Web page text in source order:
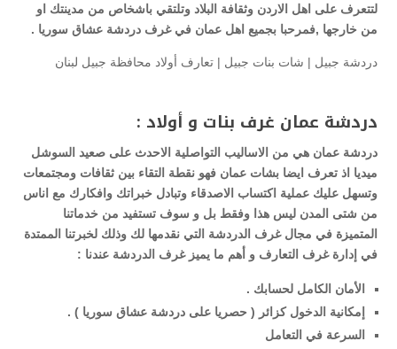
لتتعرف على اهل الاردن وثقافة البلاد وتلتقي باشخاص من مدينتك او
من خارجها ,فمرحبا بجميع اهل عمان في غرف دردشة عشاق سوريا .
دردشة جبيل | شات بنات جبيل | تعارف أولاد محافظة جبيل لبنان
دردشة عمان غرف بنات و أولاد :
دردشة عمان هي من الاساليب التواصلية الاحدث على صعيد السوشل
ميديا اذ تعرف ايضا بشات عمان فهو نقطة التقاء بين ثقافات ومجتمعات
وتسهل عليك عملية اكتساب الاصدقاء وتبادل خبراتك وافكارك مع اناس
من شتى المدن ليس هذا وفقط بل و سوف تستفيد من خدماتنا
المتميزة في مجال غرف الدردشة التي نقدمها لك وذلك لخبرتنا الممتدة
في إدارة غرف التعارف و أهم ما يميز غرف الدردشة عندنا :
الأمان الكامل لحسابك .
إمكانية الدخول كزائر ( حصريا على دردشة عشاق سوريا ) .
السرعة في التعامل